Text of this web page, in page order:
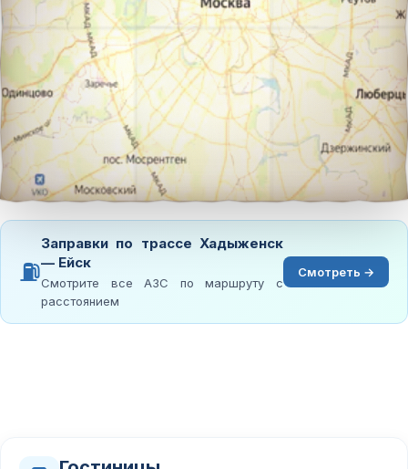
⛽
Заправки по трассе Хадыженск
— Ейск
Смотрите все АЗС по маршруту с
расстоянием
Смотреть →